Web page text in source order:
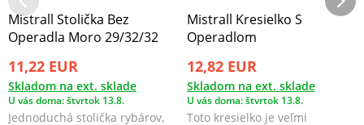
Mistrall Stolička Bez
Operadla Moro 29/32/32
11,22 EUR
Skladom na ext. sklade
U vás doma: štvrtok 13.8.
Jednoduchá stolička rybárov,
Mistrall Kresielko S
Operadlom
12,82 EUR
Skladom na ext. sklade
U vás doma: štvrtok 13.8.
Toto kresielko je veľmi